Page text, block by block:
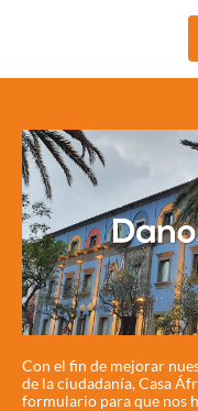
Con el fin de mejorar
de la ciudadanía, Casa
formulario para que nos